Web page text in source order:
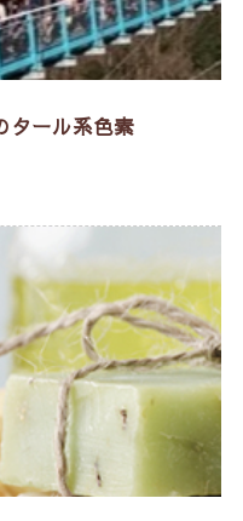
タール系色素